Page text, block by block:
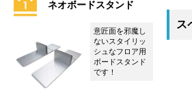
ス
ネオボードスタンド
意匠面を邪魔し
ないスタイリッ
シュなフロア用
ボードスタンド
です！